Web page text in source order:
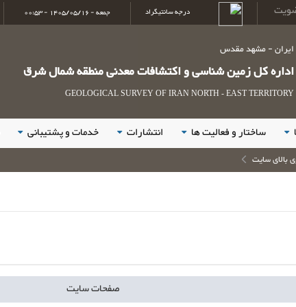
درجه سانتیگراد جمعه - 1405/05/16 - 00:53
ایران - مشهد مقدس
اداره کل زمین شناسی و اکتشافات معدنی منطقه شمال شرق
GEOLOGICAL SURVEY OF IRAN NORTH - EAST TERRITORY
ساختار و فعالیت ها انتشارات خدمات و پشتیبانی
بالای سایت
صفحات سایت